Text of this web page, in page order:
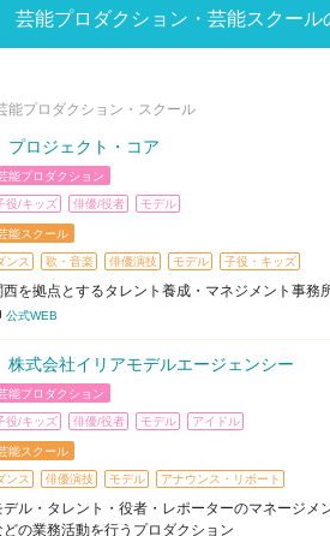
芸能プロダクション・芸能スクール
能プロダクション・スクール
プロジェクト・コア
能プロダクション
役/キッズ 俳優/役者 モデル
能スクール
ンス 歌・音楽 俳優演技 モデル 子役・キッズ
西を拠点とするタレント養成・マネジメント事務
公式WEB
株式会社イリアモデルエージェンシー
能プロダクション
役/キッズ 俳優/役者 モデル アイドル
能スクール
ンス 俳優演技 モデル アナウンス・リポート
デル・タレント・役者・レポーターのマネージ
どの業務活動を行うプロダクション